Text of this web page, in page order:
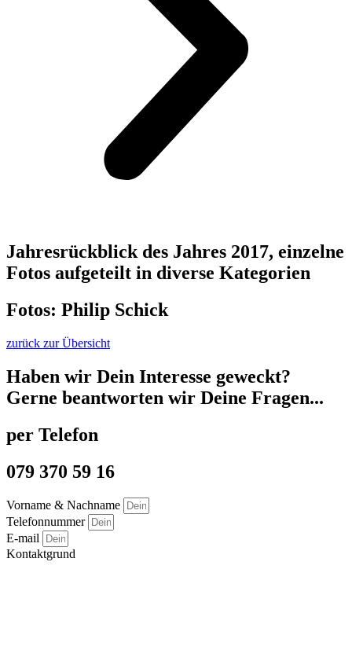
Jahresrückblick des Jahres 2017, einzelne
Fotos aufgeteilt in diverse Kategorien
Fotos: Philip Schick
zurück zur Übersicht
Haben wir Dein Interesse geweckt?
Gerne beantworten wir Deine Fragen...
per Telefon
079 370 59 16
Vorname & Nachname
Telefonnummer
E-mail
Kontaktgrund